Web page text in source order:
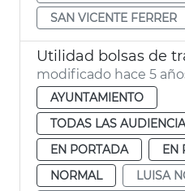
SAN VICENTE FERRER
Utilidad bolsas de
modificado hace 5
AYUNTAMIENTO
TODAS LAS
EN PORTADA
EN
NORMAL
LUISA